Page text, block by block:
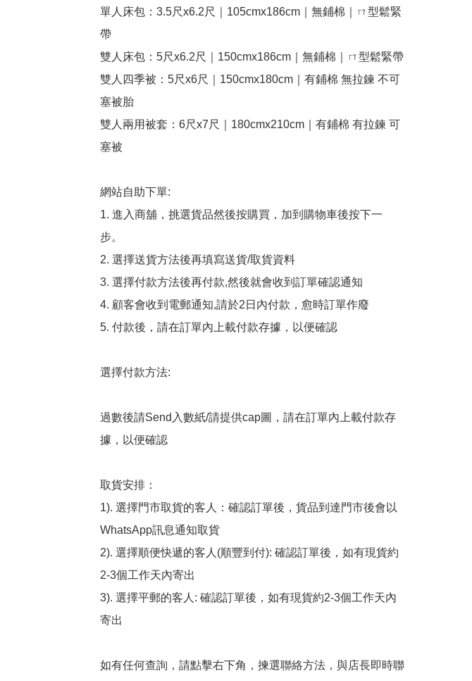
單人床包：3.5尺x6.2尺｜105cmx186cm｜無鋪棉｜ㄇ型鬆緊
帶
雙人床包：5尺x6.2尺｜150cmx186cm｜無鋪棉｜ㄇ型鬆緊帶
雙人四季被：5尺x6尺｜150cmx180cm｜有鋪棉 無拉鍊 不可
塞被胎
雙人兩用被套：6尺x7尺｜180cmx210cm｜有鋪棉 有拉鍊 可
塞被
網站自助下單:
1. 進入商舖，挑選貨品然後按購買，加到購物車後按下一
步。
2. 選擇送貨方法後再填寫送貨/取貨資料
3. 選擇付款方法後再付款,然後就會收到訂單確認通知
4. 顧客會收到電郵通知,請於2日內付款，愈時訂單作廢
5. 付款後，請在訂單內上載付款存據，以便確認
選擇付款方法:
過數後請Send入數紙/請提供cap圖，請在訂單內上載付款存
據，以便確認
取貨安排：
1). 選擇門市取貨的客人：確認訂單後，貨品到達門市後會以
WhatsApp訊息通知取貨
2). 選擇順便快遞的客人(順豐到付): 確認訂單後，如有現貨約
2-3個工作天內寄出
3). 選擇平郵的客人: 確認訂單後，如有現貨約2-3個工作天內
寄出
如有任何查詢，請點擊右下角，揀選聯絡方法，與店長即時聯